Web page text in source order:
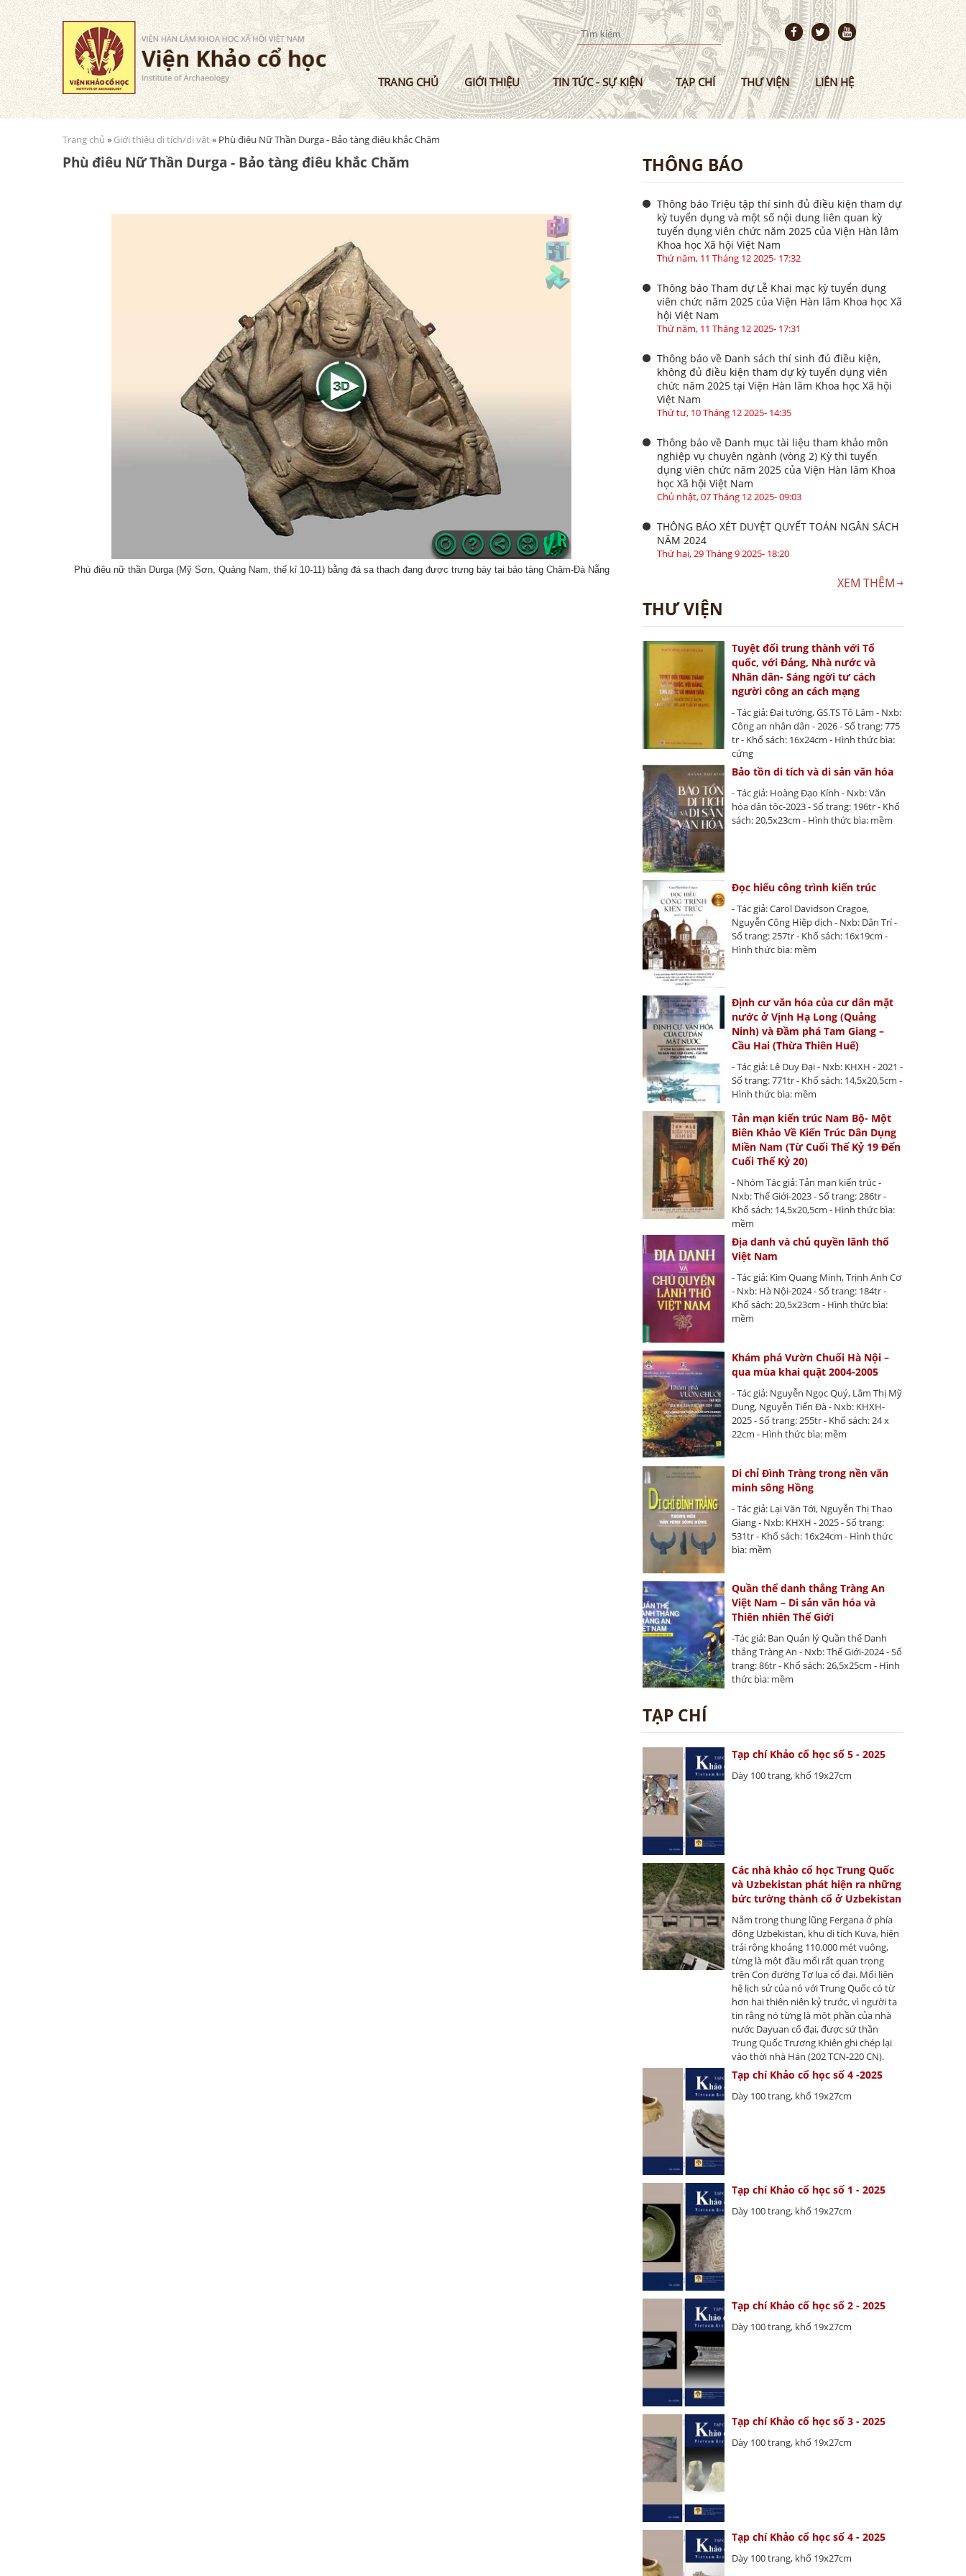
Nhảy
đến
nội
dung
TRANG CHỦ GIỚI THIỆU TIN TỨC - SỰ KIỆN TẠP CHÍ THƯ VIỆN LIÊN HỆ
Bạn đang ở đây
Trang chủ » Giới thiệu di tích/di vật» Phù điêu Nữ Thần Durga - Bảo tàng điêu khắc Chăm
Phù điêu Nữ Thần Durga - Bảo tàng điêu khắc Chăm
Phù điêu nữ thần Durga (Mỹ Sơn, Quảng Nam, thế kỉ 10-11)bằng đá sa thạch đang được trưng bày tại bảo tàng Chăm-Đà Nẵng
THÔNG BÁO
Thông báo Triệu tập thí sinh đủ điều kiện tham dự
kỳ tuyển dụng và một số nội dung liên quan kỳ
tuyển dụng viên chức năm 2025 của Viện Hàn lâm
Khoa học Xã hội Việt Nam
Thứ năm, 11 Tháng 12 2025- 17:32
Thông báo Tham dự Lễ Khai mạc kỳ tuyển dụng
viên chức năm 2025 của Viện Hàn lâm Khoa học Xã
hội Việt Nam
Thứ năm, 11 Tháng 12 2025- 17:31
Thông báo về Danh sách thí sinh đủ điều kiện,
không đủ điều kiện tham dự kỳ tuyển dụng viên
chức năm 2025 tại Viện Hàn lâm Khoa học Xã hội
Việt Nam
Thứ tư, 10 Tháng 12 2025- 14:35
Thông báo về Danh mục tài liệu tham khảo môn
nghiệp vụ chuyên ngành (vòng 2) Kỳ thi tuyển
dụng viên chức năm 2025 của Viện Hàn lâm Khoa
học Xã hội Việt Nam
Chủ nhật, 07 Tháng 12 2025- 09:03
THÔNG BÁO XÉT DUYỆT QUYẾT TOÁN NGÂN SÁCH
NĂM 2024
Thứ hai, 29 Tháng 9 2025- 18:20
XEM THÊM
THƯ VIỆN
Tuyệt đối trung thành với Tổ
quốc, với Đảng, Nhà nước và
Nhân dân- Sáng ngời tư cách
người công an cách mạng
- Tác giả: Đại tướng, GS.TS Tô Lâm - Nxb:
Công an nhân dân - 2026 - Số trang: 775
tr - Khổ sách: 16x24cm - Hình thức bìa:
cứng
Bảo tồn di tích và di sản văn hóa
- Tác giả: Hoàng Đạo Kính - Nxb: Văn
hóa dân tộc-2023 - Số trang: 196tr - Khổ
sách: 20,5x23cm - Hình thức bìa: mềm
Đọc hiểu công trình kiến trúc
- Tác giả: Carol Davidson Cragoe,
Nguyễn Công Hiệp dịch - Nxb: Dân Trí -
Số trang: 257tr - Khổ sách: 16x19cm -
Hình thức bìa: mềm
Định cư văn hóa của cư dân mặt
nước ở Vịnh Hạ Long (Quảng
Ninh) và Đầm phá Tam Giang –
Cầu Hai (Thừa Thiên Huế)
- Tác giả: Lê Duy Đại - Nxb: KHXH - 2021 -
Số trang: 771tr - Khổ sách: 14,5x20,5cm -
Hình thức bìa: mềm
Tản mạn kiến trúc Nam Bộ- Một
Biên Khảo Về Kiến Trúc Dân Dụng
Miền Nam (Từ Cuối Thế Kỷ 19 Đến
Cuối Thế Kỷ 20)
- Nhóm Tác giả: Tản mạn kiến trúc -
Nxb: Thế Giới-2023 - Số trang: 286tr -
Khổ sách: 14,5x20,5cm - Hình thức bìa:
mềm
Địa danh và chủ quyền lãnh thổ
Việt Nam
- Tác giả: Kim Quang Minh, Trịnh Anh Cơ
- Nxb: Hà Nội-2024 - Số trang: 184tr -
Khổ sách: 20,5x23cm - Hình thức bìa:
mềm
Khám phá Vườn Chuối Hà Nội –
qua mùa khai quật 2004-2005
- Tác giả: Nguyễn Ngọc Quý, Lâm Thị Mỹ
Dung, Nguyễn Tiến Đà - Nxb: KHXH-
2025 - Số trang: 255tr - Khổ sách: 24 x
22cm - Hình thức bìa: mềm
Di chỉ Đình Tràng trong nền văn
minh sông Hồng
- Tác giả: Lại Văn Tới, Nguyễn Thị Thao
Giang - Nxb: KHXH - 2025 - Số trang:
531tr - Khổ sách: 16x24cm - Hình thức
bìa: mềm
Quần thể danh thắng Tràng An
Việt Nam – Di sản văn hóa và
Thiên nhiên Thế Giới
-Tác giả: Ban Quản lý Quần thể Danh
thắng Tràng An - Nxb: Thế Giới-2024 - Số
trang: 86tr - Khổ sách: 26,5x25cm - Hình
thức bìa: mềm
TẠP CHÍ
Tạp chí Khảo cổ học số 5 - 2025
Dày 100 trang, khổ 19x27cm
Các nhà khảo cổ học Trung Quốc
và Uzbekistan phát hiện ra những
bức tường thành cổ ở Uzbekistan
Nằm trong thung lũng Fergana ở phía
đông Uzbekistan, khu di tích Kuva, hiện
trải rộng khoảng 110.000 mét vuông,
từng là một đầu mối rất quan trọng
trên Con đường Tơ lụa cổ đại. Mối liên
hệ lịch sử của nó với Trung Quốc có từ
hơn hai thiên niên kỷ trước, vì người ta
tin rằng nó từng là một phần của nhà
nước Dayuan cổ đại, được sứ thần
Trung Quốc Trương Khiên ghi chép lại
vào thời nhà Hán (202 TCN-220 CN).
Tạp chí Khảo cổ học số 4 -2025
Dày 100 trang, khổ 19x27cm
Tạp chí Khảo cổ học số 1 - 2025
Dày 100 trang, khổ 19x27cm
Tạp chí Khảo cổ học số 2 - 2025
Dày 100 trang, khổ 19x27cm
Tạp chí Khảo cổ học số 3 - 2025
Dày 100 trang, khổ 19x27cm
Tạp chí Khảo cổ học số 4 - 2025
Dày 100 trang, khổ 19x27cm